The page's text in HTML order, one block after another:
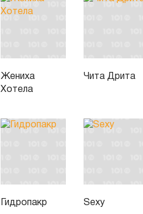
Жениха
Хотела
Чита Дрита
Гидропакр Sexy